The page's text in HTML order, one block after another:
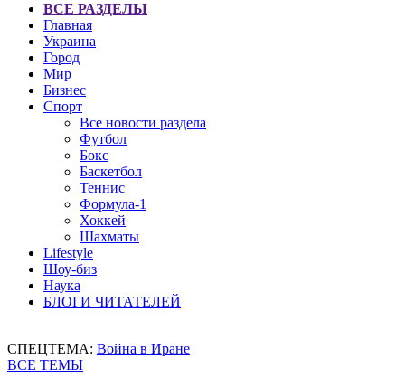
ВСЕ РАЗДЕЛЫ
Главная
Украина
Город
Мир
Бизнес
Спорт
Все новости раздела
Футбол
Бокс
Баскетбол
Теннис
Формула-1
Хоккей
Шахматы
Lifestyle
Шоу-биз
Наука
БЛОГИ ЧИТАТЕЛЕЙ
СПЕЦТЕМА: Война в Иране
ВСЕ ТЕМЫ